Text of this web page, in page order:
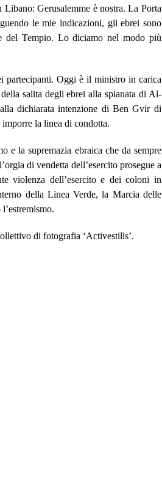
Gerusalemme è nostra. La Porta
le mie indicazioni, gli ebrei sono
del Tempio. Lo diciamo nel modo più
partecipanti. Oggi è il ministro in carica
salita degli ebrei alla spianata di Al-
dichiarata intenzione di Ben Gvir di
la linea di condotta.
e la supremazia ebraica che da sempre
di vendetta dell’esercito prosegue a
violenza dell’esercito e dei coloni in
della Linea Verde, la Marcia delle
di fotografia ‘Activestills’.